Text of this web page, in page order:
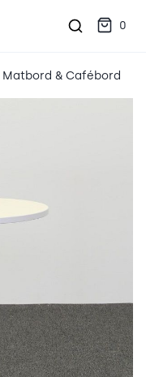
0
Matbord & Cafébord